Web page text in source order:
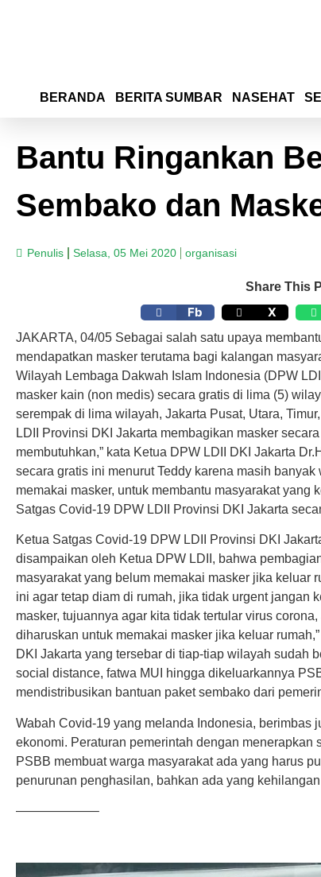
BERANDA BERITA SUMBAR NASEHAT
Bantu Ringankan
Sembako dan
Penulis Selasa, 05 Mei 2020 organisasi
Share This
Fb X
JAKARTA, 04/05 Sebagai salah satu upaya
mendapatkan masker terutama bagi kalangan
Wilayah Lembaga Dakwah Islam Indonesia (DPW
masker kain (non medis) secara gratis di lima (5)
serempak di lima wilayah, Jakarta Pusat, Utara,
LDII Provinsi DKI Jakarta membagikan masker
membutuhkan,” kata Ketua DPW LDII DKI Jakarta
secara gratis ini menurut Teddy karena masih
memakai masker, untuk membantu masyarakat yang
Satgas Covid-19 DPW LDII Provinsi DKI Jakarta
Ketua Satgas Covid-19 DPW LDII Provinsi DKI
disampaikan oleh Ketua DPW LDII, bahwa
masyarakat yang belum memakai masker jika keluar
ini agar tetap diam di rumah, jika tidak urgent jangan
masker, tujuannya agar kita tidak tertular virus
diharuskan untuk memakai masker jika keluar
DKI Jakarta yang tersebar di tiap-tiap wilayah sudah
social distance, fatwa MUI hingga dikeluarkannya
mendistribusikan bantuan paket sembako dari
Wabah Covid-19 yang melanda Indonesia, berimbas
ekonomi. Peraturan pemerintah dengan
PSBB membuat warga masyarakat ada yang harus
penurunan penghasilan, bahkan ada yang
——————–